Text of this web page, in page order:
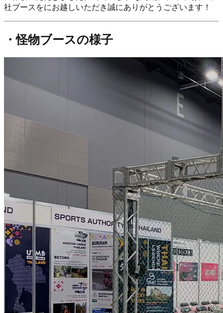
社ブースをにお越しいただき誠にありがとうございます！
・怪物ブースの様子